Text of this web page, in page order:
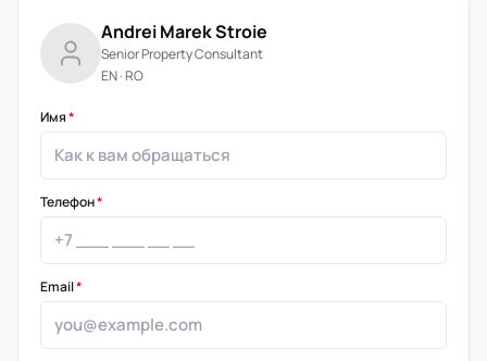
Andrei Marek Stroie
Senior Property Consultant
EN · RO
Имя*
Телефон*
Email*